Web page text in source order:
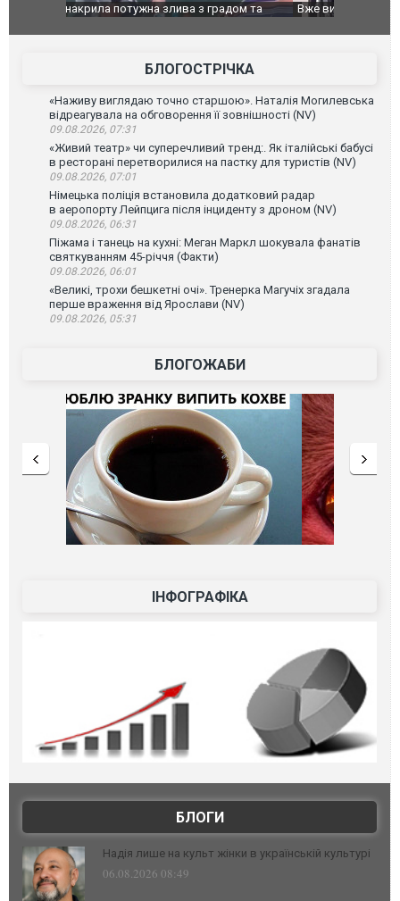
Вже вивели на тести: Ferrari готує оновлення
Вийшов
фільму
БЛОГОСТРІЧКА
«Наживу виглядаю точно старшою». Наталія Могилевська
відреагувала на обговорення її зовнішності (NV)
09.08.2026, 07:31
«Живий театр» чи суперечливий тренд:. Як італійські бабусі
в ресторані перетворилися на пастку для туристів (NV)
09.08.2026, 07:01
Німецька поліція встановила додатковий радар
в аеропорту Лейпцига після інциденту з дроном (NV)
09.08.2026, 06:31
Піжама і танець на кухні: Меган Маркл шокувала фанатів
святкуванням 45-річчя (Факти)
09.08.2026, 06:01
«Великі, трохи бешкетні очі». Тренерка Магучіх згадала
перше враження від Ярослави (NV)
09.08.2026, 05:31
БЛОГОЖАБИ
ІНФОГРАФІКА
БЛОГИ
Надія лише на культ жінки в українській культурі
06.08.2026 08:49